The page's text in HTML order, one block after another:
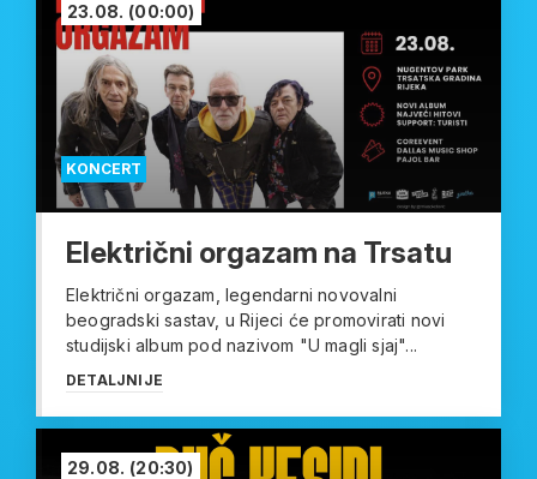
KONCERT
23.08. (00:00)
Električni orgazam na Trsatu
Električni orgazam, legendarni novovalni
beogradski sastav, u Rijeci će promovirati novi
studijski album pod nazivom "U magli sjaj"...
DETALJNIJE
29.08. (20:30)